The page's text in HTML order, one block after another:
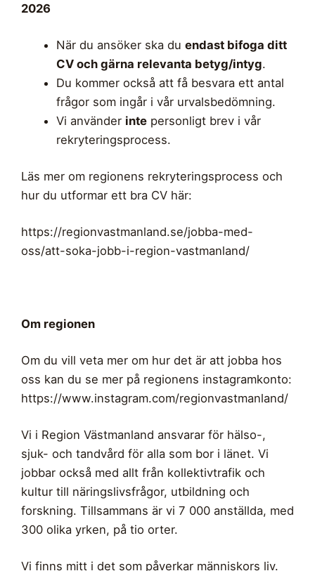
2026
När du ansöker ska du endast bifoga ditt
CV och gärna relevanta betyg/intyg.
Du kommer också att få besvara ett antal
frågor som ingår i vår urvalsbedömning.
Vi använder intepersonligt brev i vår
rekryteringsprocess.
Läs mer om regionens rekryteringsprocess och
hur du utformar ett bra CV här:
https://regionvastmanland.se/jobba-med-
oss/att-soka-jobb-i-region-vastmanland/
Om regionen
Om du vill veta mer om hur det är att jobba hos
oss kan du se mer på regionens instagramkonto:
https://www.instagram.com/regionvastmanland/
Vi i Region Västmanland ansvarar för hälso-,
sjuk- och tandvård för alla som bor i länet. Vi
jobbar också med allt från kollektivtrafik och
kultur till näringslivsfrågor, utbildning och
forskning. Tillsammans är vi 7 000 anställda, med
300 olika yrken, på tio orter.
Vi finns mitt i det som påverkar människors liv.